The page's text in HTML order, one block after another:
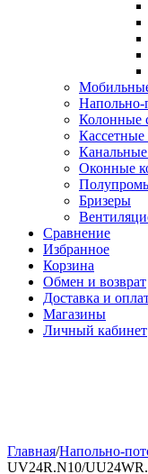
Напольно-
Колонные
Оконные
Бризеры
Сравнение
Избранное
Корзина
Обмен и возврат
Доставка и
Магазины
Личный кабинет
Главная/Напольно-
UV24R.N10/